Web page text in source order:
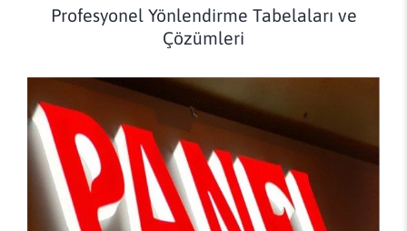
Profesyonel Yönlendirme Tabelaları ve
Çözümleri